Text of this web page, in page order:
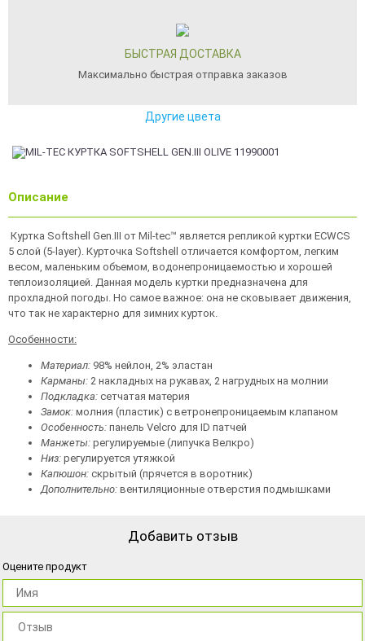
БЫСТРАЯ ДОСТАВКА
Максимально быстрая отправка заказов
Другие цвета
Описание
Куртка Softshell Gen.III от Mil-tec™ является репликой куртки ECWCS
5 слой (5-layer). Курточка Softshell отличается комфортом, легким
весом, маленьким объемом, водонепроницаемостью и хорошей
теплоизоляцией. Данная модель куртки предназначена для
прохладной погоды. Но самое важное: она не сковывает движения,
что так не характерно для зимних курток.
Особенности:
Материал: 98% нейлон, 2% эластан
Карманы: 2 накладных на рукавах, 2 нагрудных на молнии
Подкладка: сетчатая материя
Замок: молния (пластик) с ветронепроницаемым клапаном
Особенность: панель Velcro для ID патчей
Манжеты: регулируемые (липучка Велкро)
Низ: регулируется утяжкой
Капюшон: скрытый (прячется в воротник)
Дополнительно: вентиляционные отверстия подмышками
Добавить отзыв
Оцените продукт